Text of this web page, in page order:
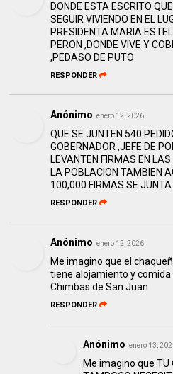
DONDE ESTA ESCRITO
SEGUIR VIVIENDO EN EL
PRESIDENTA MARIA
PERON ,DONDE VIVE Y
,PEDASO DE PUTO
RESPONDER
Anónimo enero 12, 2026
QUE SE JUNTEN 540
GOBERNADOR ,JEFE DE
LEVANTEN FIRMAS EN
LA POBLACION TAMBIEN
100,000 FIRMAS SE
RESPONDER
Anónimo enero 12, 2026
Me imagino que el
tiene alojamiento y
Chimbas de San Juan
RESPONDER
Anónimo enero 13,
Me imagino que TU